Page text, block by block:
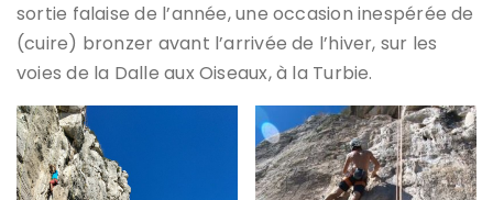
sortie falaise de l’année, une occasion inespérée de
(cuire) bronzer avant l’arrivée de l’hiver, sur les
voies de la Dalle aux Oiseaux, à la Turbie.